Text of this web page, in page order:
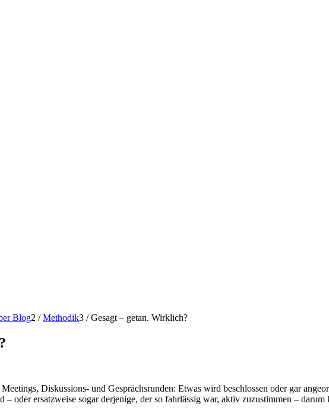
Blog2 / Methodik3 / Gesagt – getan. Wirklich?
Diskussions- und Gesprächsrunden: Etwas wird beschlossen oder gar
– oder ersatzweise sogar derjenige, der so fahrlässig war, aktiv zuzustimmen –